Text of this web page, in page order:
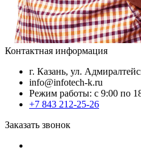
Контактная информация
г. Казань, ул.
info@infotech-k.ru
Режим работы: с 9:00 по
+7 843 212-25-26
Заказать звонок